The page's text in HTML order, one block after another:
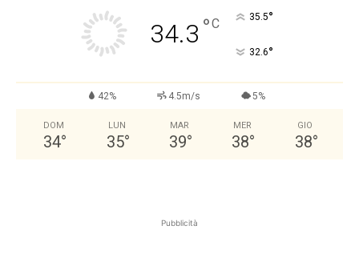
34.3 °C 35.5°
32.6°
42% 4.5m/s 5%
DOM
34°
LUN
35°
MAR
39°
MER
38°
GIO
38°
Pubblicità